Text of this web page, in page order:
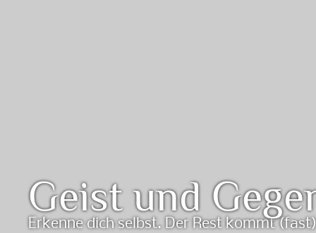
Geist und
Erkenne dich selbst. Der Rest kommt